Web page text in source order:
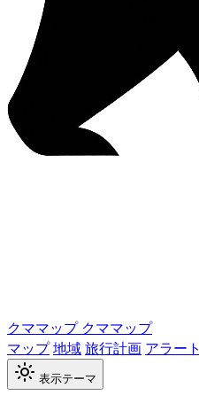
クママップ クママップ
マップ地域旅行計画 アラート
表示テーマ